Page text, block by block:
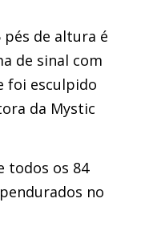
de altura é
de sinal com
foi esculpido
da Mystic
todos os 84
no